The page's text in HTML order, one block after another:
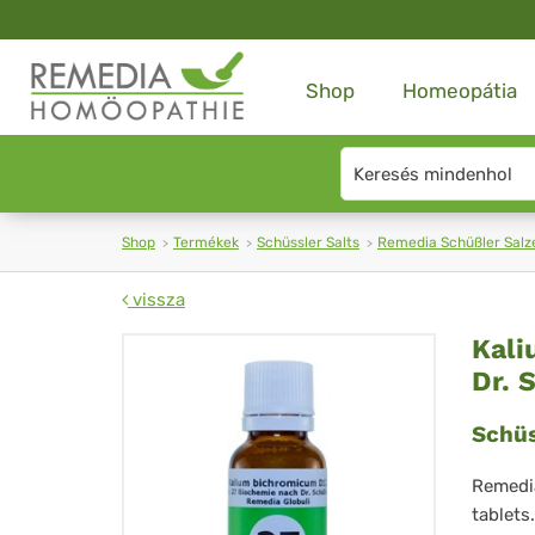
Shop Homeopátia
Search
type
Shop Termékek Schüssler Salts Remedia Schüßler
vissza
Nr.
Dr.